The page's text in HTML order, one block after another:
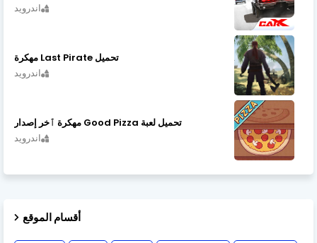
اندرويد
تحميل Last Pirate مهكرة
اندرويد
تحميل لعبة Good Pizza مهكرة ٱخر إصدار
اندرويد
أقسام الموقع